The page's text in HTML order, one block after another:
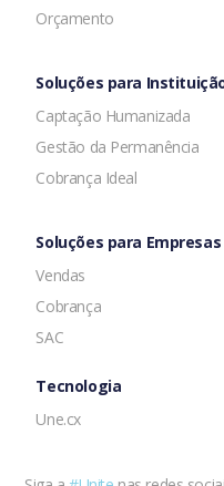
Orçamento
Soluções para
Captação Humanizada
Gestão da Permanência
Cobrança Ideal
Soluções para Empresas
Vendas
Cobrança
SAC
Tecnologia
Une.cx